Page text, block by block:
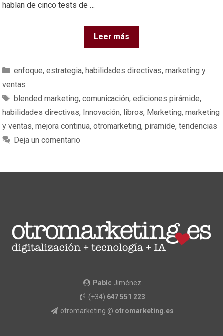
hablan de cinco tests de …
Leer más
enfoque, estrategia, habilidades directivas, marketing y
ventas
blended marketing, comunicación, ediciones pirámide,
habilidades directivas, Innovación, libros, Marketing, marketing
y ventas, mejora continua, otromarketing, piramide, tendencias
Deja un comentario
Pablo Jiménez
(+34) 647 551 223
otromarketing @ otromarketing.es